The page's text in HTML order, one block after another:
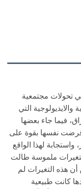
تحولات مجتمعية
التي
فيما جاء بعضها
فرضت نفسها بقوة على
واستجابة لهذا الواقع
ملموسة طالت
هذه التغيرات لم
كانت طبيعية